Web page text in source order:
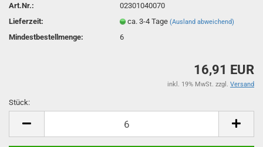
Art.Nr.:
02301040070
Lieferzeit:
ca. 3-4 Tage(Ausland abweichend)
Mindestbestellmenge: 6
16,91 EUR
inkl. 19% MwSt. zzgl. Versand
Stück: